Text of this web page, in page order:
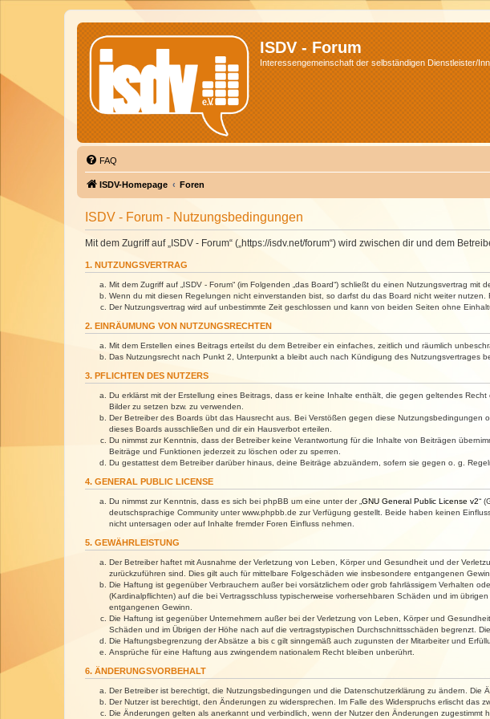
ISDV - Forum
Interessengemeinschaft der selbständigen Dienstleister/
FAQ
ISDV-Homepage Foren
ISDV - Forum - Nutzungsbedingungen
Mit dem Zugriff auf „ISDV - Forum“ („https://isdv.net/forum“) wird zwischen dir und dem
1. NUTZUNGSVERTRAG
Mit dem Zugriff auf „ISDV - Forum“ (im Folgenden „das Board“) schließt du einen Nutzungsvertrag
Wenn du mit diesen Regelungen nicht einverstanden bist, so darfst du das Board nicht weiter
Der Nutzungsvertrag wird auf unbestimmte Zeit geschlossen und kann von beiden Seiten ohne
2. EINRÄUMUNG VON NUTZUNGSRECHTEN
Mit dem Erstellen eines Beitrags erteilst du dem Betreiber ein einfaches, zeitlich und räumlich
Das Nutzungsrecht nach Punkt 2, Unterpunkt a bleibt auch nach Kündigung des Nutzungsvertrages
3. PFLICHTEN DES NUTZERS
Du erklärst mit der Erstellung eines Beitrags, dass er keine Inhalte enthält, die gegen geltendes
Bilder zu setzen bzw. zu verwenden.
Der Betreiber des Boards übt das Hausrecht aus. Bei Verstößen gegen diese
dieses Boards ausschließen und dir ein Hausverbot erteilen.
Du nimmst zur Kenntnis, dass der Betreiber keine Verantwortung für die Inhalte von Beiträgen
Beiträge und Funktionen jederzeit zu löschen oder zu sperren.
Du gestattest dem Betreiber darüber hinaus, deine Beiträge abzuändern, sofern sie gegen o. g.
4. GENERAL PUBLIC LICENSE
Du nimmst zur Kenntnis, dass es sich bei phpBB um eine unter der „ GNU General Public License v2“
deutschsprachige Community unter www.phpbb.de zur Verfügung gestellt. Beide haben keinen
nicht untersagen oder auf Inhalte fremder Foren Einfluss nehmen.
5. GEWÄHRLEISTUNG
Der Betreiber haftet mit Ausnahme der Verletzung von Leben, Körper und Gesundheit und der
zurückzuführen sind. Dies gilt auch für mittelbare Folgeschäden wie insbesondere entgangenen
Die Haftung ist gegenüber Verbrauchern außer bei vorsätzlichem oder grob fahrlässigem Verhalten
(Kardinalpflichten) auf die bei Vertragsschluss typischerweise vorhersehbaren Schäden und im
entgangenen Gewinn.
Die Haftung ist gegenüber Unternehmern außer bei der Verletzung von Leben, Körper und
Schäden und im Übrigen der Höhe nach auf die vertragstypischen Durchschnittsschäden begrenzt.
Die Haftungsbegrenzung der Absätze a bis c gilt sinngemäß auch zugunsten der Mitarbeiter und
Ansprüche für eine Haftung aus zwingendem nationalem Recht bleiben unberührt.
6. ÄNDERUNGSVORBEHALT
Der Betreiber ist berechtigt, die Nutzungsbedingungen und die Datenschutzerklärung zu ändern. Die
Der Nutzer ist berechtigt, den Änderungen zu widersprechen. Im Falle des Widerspruchs erlischt das
Die Änderungen gelten als anerkannt und verbindlich, wenn der Nutzer den Änderungen zugestimmt